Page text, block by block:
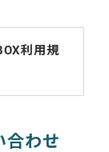
利用規
合わせ